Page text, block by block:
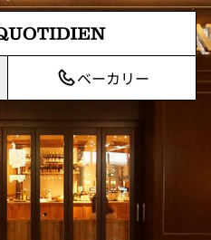
メインコンテンツに直接移動
のパン」を意味します。
ベーカリー